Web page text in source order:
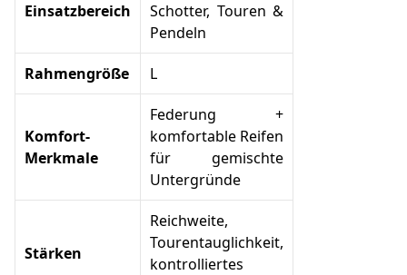
Einsatzbereich
Schotter, Touren &
Pendeln
Rahmengröße L
Komfort-
Merkmale
Federung +
komfortable Reifen
für gemischte
Untergründe
Stärken
Reichweite,
Tourentauglichkeit,
kontrolliertes